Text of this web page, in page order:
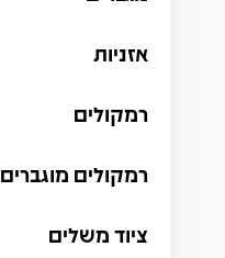
אזניות
רמקולים
רמקולים מוגברים
ציוד משלים